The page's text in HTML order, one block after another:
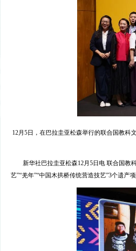
12月5日，在巴拉圭亚松森举行的联合国教科
新华社巴拉圭亚松森12月5日电 联合国教
艺”“羌年”“中国木拱桥传统营造技艺”3个遗产